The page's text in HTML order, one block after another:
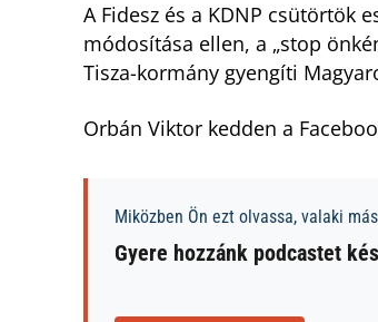
A Fidesz és a KDNP csütörtök
módosítása ellen, a „stop
Tisza-kormány gyengíti
Orbán Viktor kedden a
Miközben Ön ezt olvassa, valaki
Gyere hozzánk podcastet